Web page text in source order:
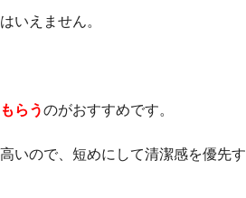
いえません。
らうのがおすすめです。
いので、短めにして清潔感を優先す